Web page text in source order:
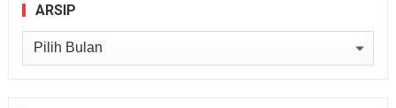
ARSIP
Arsip